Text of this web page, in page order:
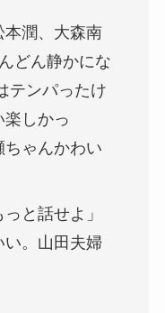
本潤、大森南
どん静かにな
テンパったけ
楽しかっ
ちゃんかわい
と話せよ」
。 山田 夫婦